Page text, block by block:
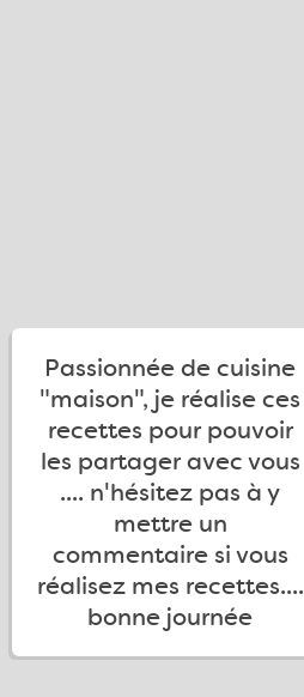
Passionnée de cuisine
"maison", je réalise ces
recettes pour pouvoir
les partager avec vous
.... n'hésitez pas à y
mettre un
commentaire si vous
réalisez mes recettes....
bonne journée